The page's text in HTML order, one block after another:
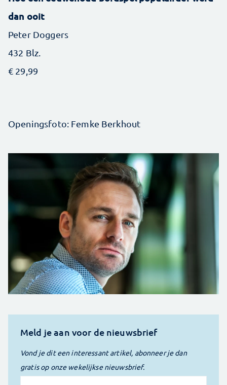
dan ooit
Peter Doggers
432 Blz.
€ 29,99
Openingsfoto: Femke Berkhout
Meld je aan voor de nieuwsbrief
Vond je dit een interessant artikel, abonneer je dan
gratis op onze wekelijkse nieuwsbrief.